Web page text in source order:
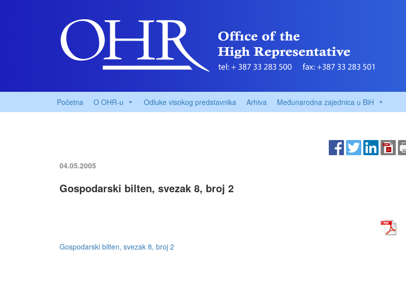
Početna O OHR-u Odluke visokog predstavnika Arhiva Međunarodna zajednica u BiH
04.05.2005
Gospodarski bilten, svezak 8, broj 2
Gospodarski bilten, svezak 8, broj 2